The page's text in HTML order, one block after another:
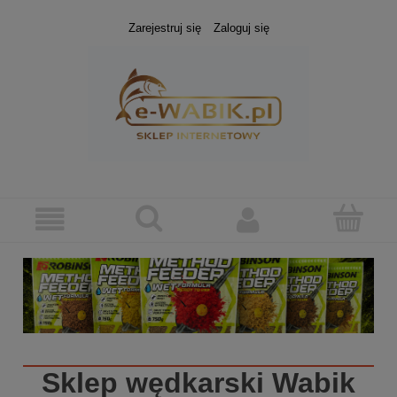
Zarejestruj się Zaloguj się
Sklep wędkarski Wabik